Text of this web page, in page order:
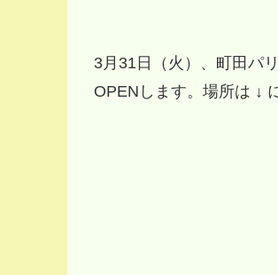
3月31日（火）、町田パ
OPENします。場所は ↓